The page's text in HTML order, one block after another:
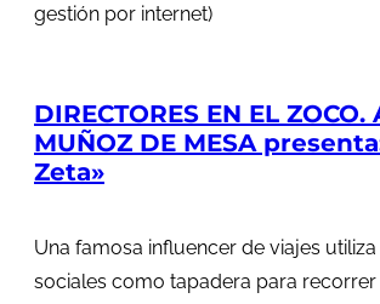
gestión por internet)
DIRECTORES EN EL ZOCO.
MUÑOZ DE MESA
Zeta»
Una famosa influencer de viajes
sociales como tapadera para